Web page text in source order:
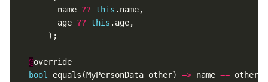
        name
?? this
        age
?? this
@
bool
equals(MyPersonData other) => name ==